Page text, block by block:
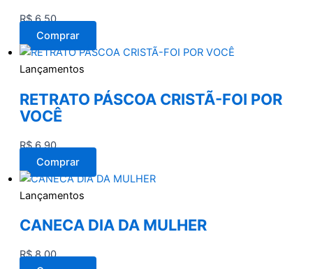
R$6,50
Comprar
Lançamentos
RETRATO PÁSCOA CRISTÃ-FOI POR
VOCÊ
R$6,90
Comprar
Lançamentos
CANECA DIA DA MULHER
R$8,00